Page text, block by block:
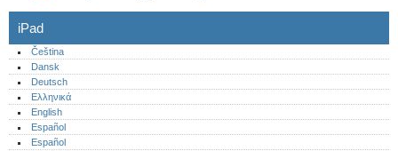
iPad
Čeština
Dansk
Deutsch
Ελληνικά
English
Español
Español